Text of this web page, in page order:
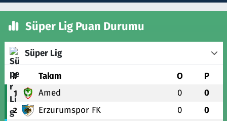
Süper Lig Puan Durumu
Süper Lig
# Takım O P
1 Amed 0 0
2 Erzurumspor FK 0 0